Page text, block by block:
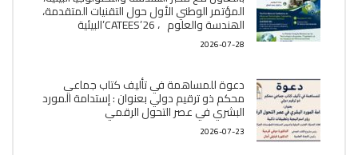
المؤتمر الوطني الأول حول التقنيات المتقدمة،
الھندسة والعلوم ، CATEES’26’البیئية
2026-07-28
دعوة للمساهمة في تأليف كتاب جماعي
محكم ذو ترقيم دولي بعنوان : إستدامة المورد
البشري في عصر التحول الرقمي
2026-07-23